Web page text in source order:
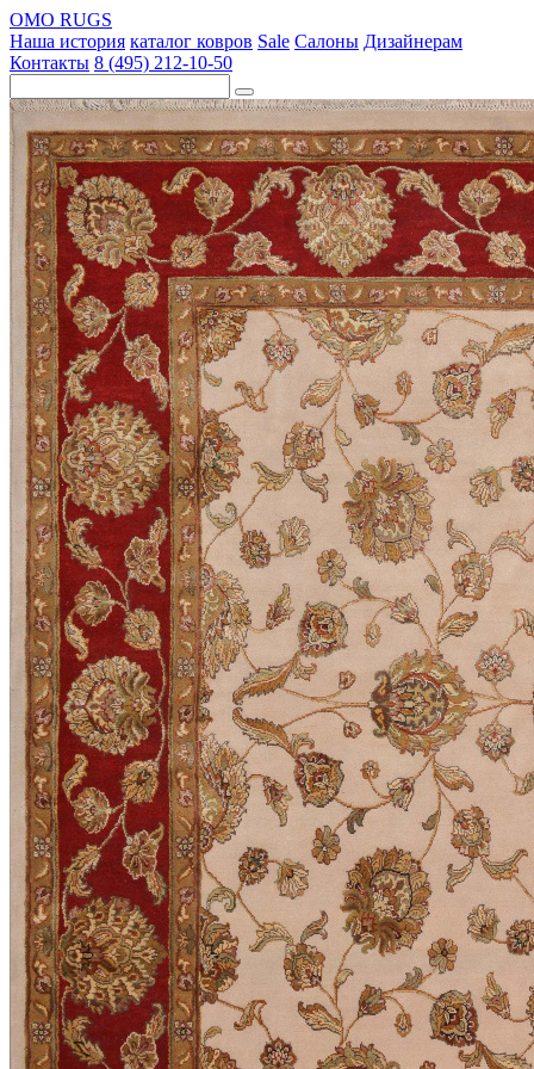
OMO RUGS
Наша история каталог ковров Sale Салоны Дизайнерам
Контакты 8 (495) 212-10-50